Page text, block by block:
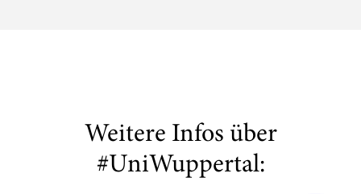
Weitere Infos über
#UniWuppertal: